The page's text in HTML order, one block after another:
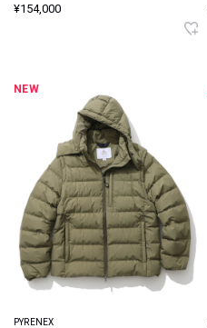
¥154,000
NEW
PYRENEX